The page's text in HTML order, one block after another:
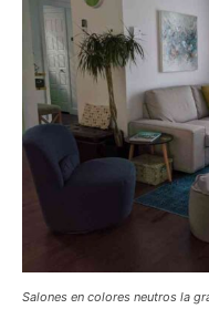
Salones en colores neutros la